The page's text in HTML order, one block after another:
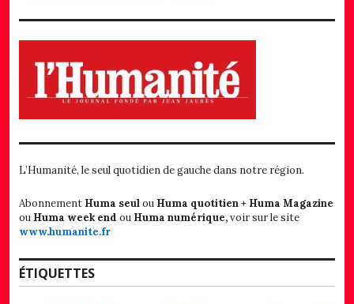
L’Humanité, le seul quotidien de gauche dans notre région.
Abonnement Huma seulou Huma quotitien + Huma Magazine
ou Huma week end ou Huma numérique,voir sur le site
www.humanite.fr
ÉTIQUETTES